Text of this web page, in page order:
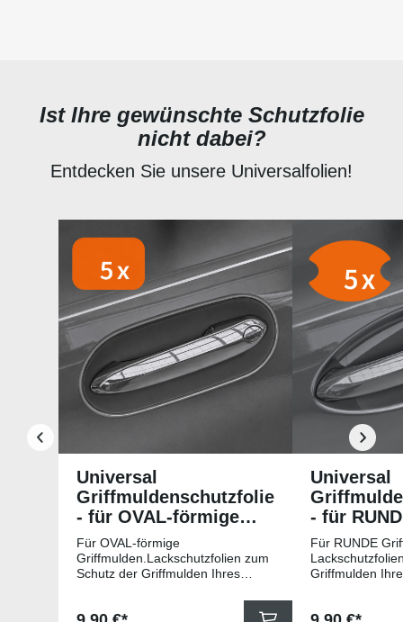
Ist Ihre gewünschte Schutzfolie
nicht dabei?
Entdecken Sie unsere Universalfolien!
Universal
Griffmuldenschutzfolie
- für OVAL-förmige
Griffmulden
Für OVAL-förmige
Griffmulden.Lackschutzfolien zum
Schutz der Griffmulden Ihres
Schutzfolie gegen Kratzer in den
Griffmulden. Die Pads sind 78mm
Regulärer Preis:
Universal
- für
Für RUNDE
Griffmulden
Die Pads sind
Regulärer